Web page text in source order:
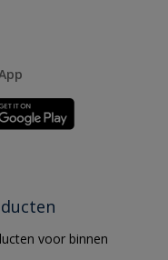
voor binnen